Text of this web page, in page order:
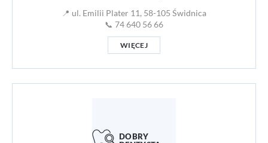
📍 ul. Emilii Plater 11, 58-105 Świdnica
📞 74 640 56 66
WIĘCEJ